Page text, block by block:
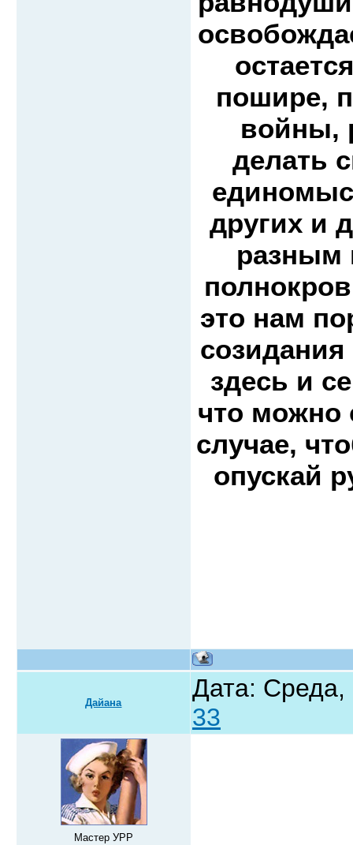
пошире,
войны,
делать
других и
разным
это нам
здесь и
что можно
случае,
опускай
Дайана
Дата:
33
Мастер УРР